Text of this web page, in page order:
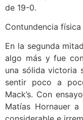
de 19-0.
Contundencia
En la segunda
algo más y fue
una sólida victoria
sentir poco a
Mack’s. Con
Matías Hornauer